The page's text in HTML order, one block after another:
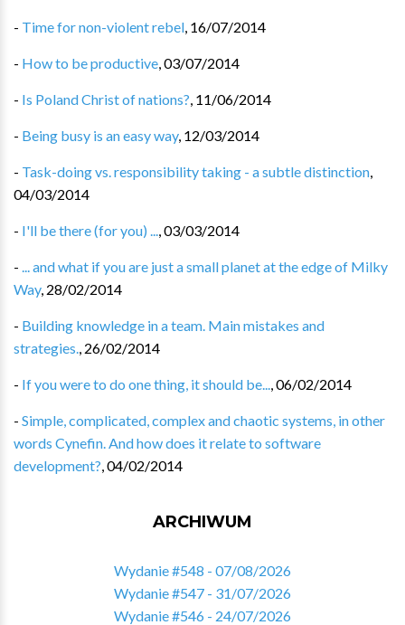
- Time for non-violent rebel, 16/07/2014
- How to be productive,03/07/2014
- Is Poland Christ of nations?, 11/06/2014
- Being busy is an easy way, 12/03/2014
- Task-doing vs. responsibility taking - a subtle distinction,
04/03/2014
- I'll be there (for you) ...,03/03/2014
- ... and what if you are just a small planet at the edge of Milky
Way, 28/02/2014
- Building knowledge in a team. Main mistakes and
strategies., 26/02/2014
- If you were to do one thing, it should be...,06/02/2014
- Simple, complicated, complex and chaotic systems, in other
words Cynefin. And how does it relate to software
development?,04/02/2014
ARCHIWUM
Wydanie #548 - 07/08/2026
Wydanie #547 - 31/07/2026
Wydanie #546 - 24/07/2026